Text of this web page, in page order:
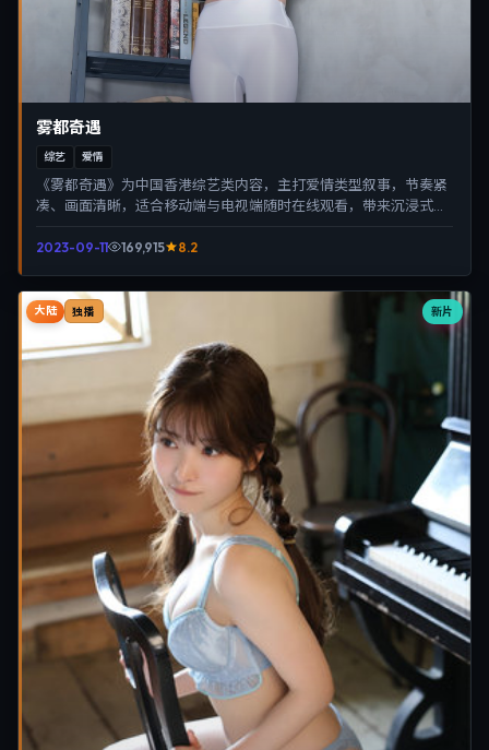
雾都奇遇
综艺 爱情
《雾都奇遇》为中国香港综艺类内容，主打爱情类型叙事，节奏紧
凑、画面清晰，适合移动端与电视端随时在线观看，带来沉浸式视
2023-09-11 169,915 8.2
新片
大陆 独播